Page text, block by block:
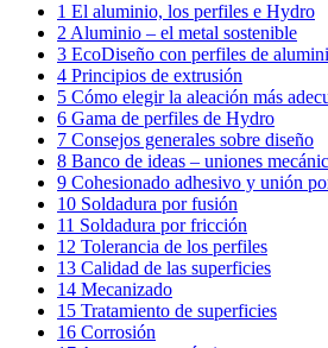
1 El aluminio, los perfiles e Hydro
2 Aluminio – el metal sostenible
3 EcoDiseño con perfiles de
4 Principios de extrusión
5 Cómo elegir la aleación más
6 Gama de perfiles de Hydro
7 Consejos generales sobre diseño
8 Banco de ideas – uniones
9 Cohesionado adhesivo y unión
10 Soldadura por fusión
11 Soldadura por fricción
12 Tolerancia de los perfiles
13 Calidad de las superficies
14 Mecanizado
15 Tratamiento de superficies
16 Corrosión